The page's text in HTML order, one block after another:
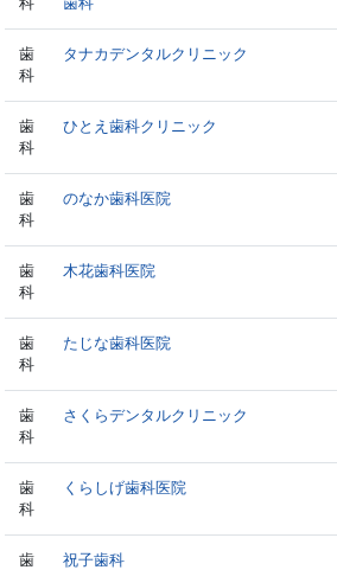
歯
科
タナカデンタルクリニック
歯
科
ひとえ歯科クリニック
歯
科
のなか歯科医院
歯
科
木花歯科医院
歯
科
たじな歯科医院
歯
科
さくらデンタルクリニック
歯
科
くらしげ歯科医院
歯
祝子歯科